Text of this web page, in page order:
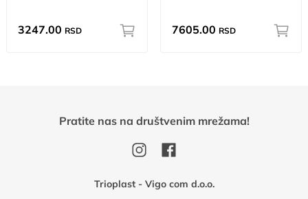
3247.00 RSD 7605.00 RSD
Trioplast - Vigo com d.o.o.
Pratite nas na društvenim mrežama!